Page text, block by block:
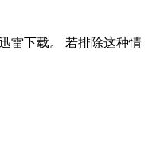
雷下载。 若排除这种情